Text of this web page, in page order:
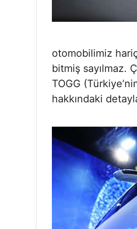
otomobilimiz
bitmiş sayılmaz.
TOGG
hakkındaki